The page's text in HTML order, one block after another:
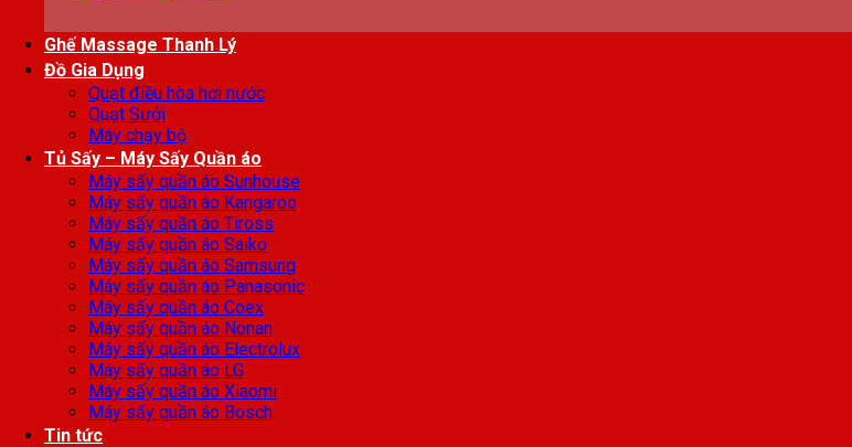
Ghế Massage Thanh Lý
Đồ Gia Dụng
Quạt điều hòa hơi nước
Quạt Sưởi
Máy chạy bộ
Tủ Sấy – Máy Sấy Quần áo
Máy sấy quần áo Sunhouse
Máy sấy quần áo Kangaroo
Máy sấy quần áo Tiross
Máy sấy quần áo Saiko
Máy sấy quần áo Samsung
Máy sấy quần áo Panasonic
Máy sấy quần áo Coex
Máy sấy quần áo Nonan
Máy sấy quần áo Electrolux
Máy sấy quần áo LG
Máy sấy quần áo Xiaomi
Máy sấy quần áo Bosch
Tin tức